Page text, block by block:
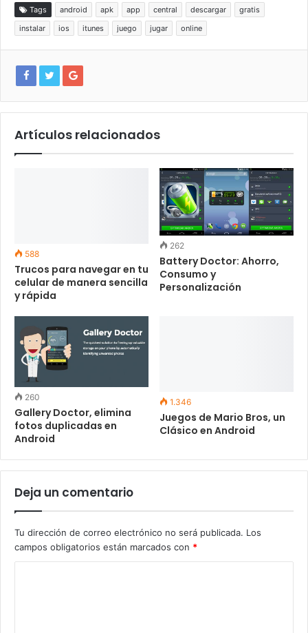
Tags android apk app central descargar
gratis
instalar
ios itunes juego jugar online
Artículos relacionados
588
Trucos para navegar en tu
celular de manera sencilla
y rápida
262
Battery Doctor: Ahorro,
Consumo y
Personalización
260
Gallery Doctor, elimina
fotos duplicadas en
Android
1.346
Juegos de Mario Bros, un
Clásico en Android
Deja un comentario
Tu dirección de correo electrónico no será publicada. Los
campos obligatorios están marcados con *